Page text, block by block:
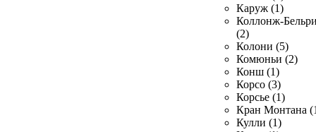
Каруж (1)
Коллонж-
(2)
Колони (5)
Комюньи (2)
Конш (1)
Корсо (3)
Корсье (1)
Кран Монтана
Кулли (1)